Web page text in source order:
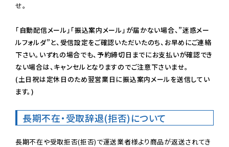
せ。
「自動配信メール」「振込案内メール」が届かない場合、”迷惑メー
ルフォルダ”と、受信設定をご確認いただいたのち、お早めにご連絡
下さい。いずれの場合でも、予約締切日までにお支払いが確認でき
ない場合は、キャンセルとなりますのでご注意下さいませ。
(土日祝は定休日のため翌営業日に振込案内メールを送信してい
ます。)
長期不在・受取辞退(拒否)について
長期不在や受取拒否(拒否)で運送業者様より商品が返送されてき